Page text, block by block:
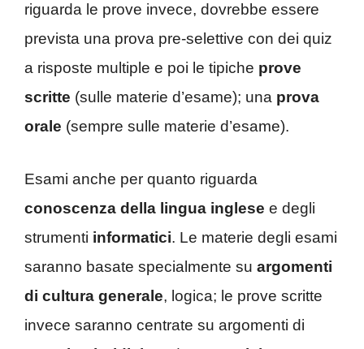
riguarda le prove invece, dovrebbe essere
prevista una prova pre-selettive con dei quiz
a risposte multiple e poi le tipiche prove
scritte (sulle materie d’esame); una prova
orale (sempre sulle materie d’esame).
Esami anche per quanto riguarda
conoscenza della lingua inglese e degli
strumenti informatici. Le materie degli esami
saranno basate specialmente su argomenti
di cultura generale, logica; le prove scritte
invece saranno centrate su argomenti di